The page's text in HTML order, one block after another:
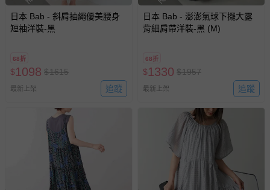
日本 Bab - 斜肩抽繩優美腰身
短袖洋裝-黑
68折
$1098 $1615
最新上架 追蹤
日本 Bab - 澎澎氣球下擺大露
背細肩帶洋裝-黑 (M)
68折
$1330 $1957
最新上架 追蹤